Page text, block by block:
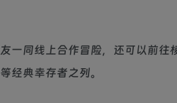
一同线上合作冒险，还可以前
经典幸存者之列。